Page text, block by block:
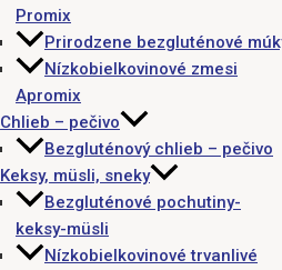
Promix
Prirodzene bezgluténové
Nízkobielkovinové zmesi
Apromix
Chlieb – pečivo
Bezgluténový chlieb – pečivo
Keksy, müsli, sneky
Bezgluténové pochutiny-
keksy-müsli
Nízkobielkovinové trvanlivé